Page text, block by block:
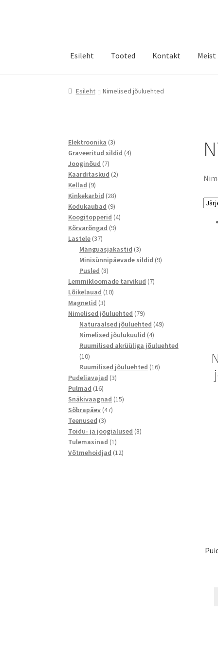
Esileht Tooted Kontakt Meist
Esileht Nimelised jõuluehted
Elektroonika 33
toodet
Graveeritud sildid 44
Jooginõud 77
toodet
Kaarditaskud 22
Kellad 99
toodet
Kinkekarbid 2828
toodet
Kodukaubad 99
toodet
Koogitopperid 44
Kõrvarõngad 99
Lastele 3737
toodet
Mänguasjakastid 33
toodet
Minisünnipäevade sildid 99
Pusled 88
toodet
Lemmikloomade tarvikud 77
Lõikelauad 1010
Magnetid 33
toodet
Nimelised jõuluehted 7979
toodet
Naturaalsed jõuluehted 4949
Nimelised jõulukuulid 44
toodet
Ruumilised akrüüliga jõuluehted
1010
toodet
Ruumilised jõuluehted 1616
Pudeliavajad 33
Pulmad 1616
toodet
Snäkivaagnad 1515
Sõbrapäev 4747
Teenused 33
toodet
Toidu- ja joogialused 88
Tulemasinad 11
toode
Võtmehoidjad 1212